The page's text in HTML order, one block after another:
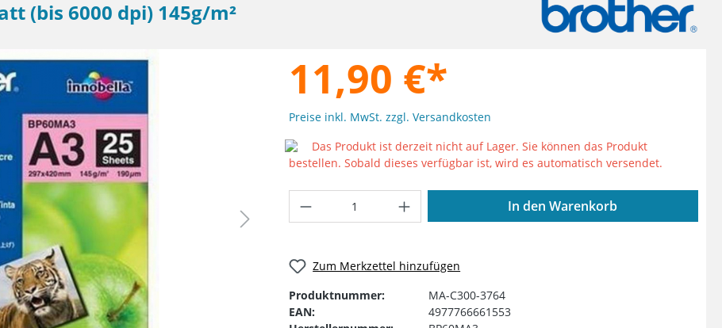
(bis 6000 dpi) 145g/m²
11,90 €*
Preise inkl. MwSt. zzgl. Versandkosten
Das Produkt ist derzeit nicht auf Lager. Sie können das Produkt
bestellen. Sobald dieses verfügbar ist, wird es automatisch versendet.
Produkt Anzahl: Gib den gewünschten Wert
In den Warenkorb
Zum Merkzettel hinzufügen
Produktnummer:
MA-C300-3764
EAN:
4977766661553